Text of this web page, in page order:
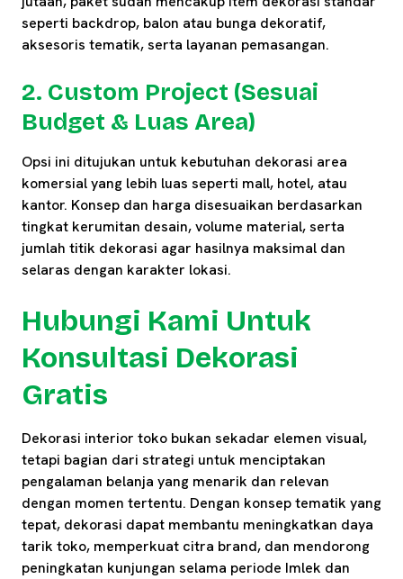
seperti backdrop, balon atau bunga dekoratif,
aksesoris tematik, serta layanan pemasangan.
2. Custom Project (Sesuai
Budget & Luas Area)
Opsi ini ditujukan untuk kebutuhan dekorasi area
komersial yang lebih luas seperti mall, hotel, atau
kantor. Konsep dan harga disesuaikan berdasarkan
tingkat kerumitan desain, volume material, serta
jumlah titik dekorasi agar hasilnya maksimal dan
selaras dengan karakter lokasi.
Hubungi Kami Untuk
Konsultasi Dekorasi
Gratis
Dekorasi interior toko bukan sekadar elemen visual,
tetapi bagian dari strategi untuk menciptakan
pengalaman belanja yang menarik dan relevan
dengan momen tertentu. Dengan konsep tematik yang
tepat, dekorasi dapat membantu meningkatkan daya
tarik toko, memperkuat citra brand, dan mendorong
peningkatan kunjungan selama periode Imlek dan